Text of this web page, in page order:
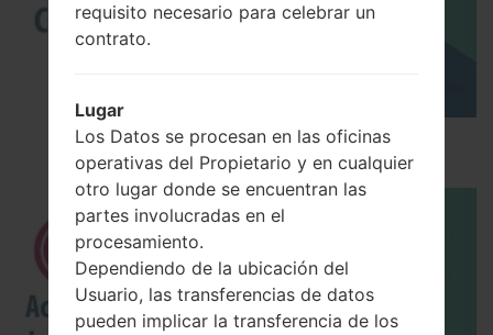
Los 5 principales Códigos Secretos para LG!
requisito necesario para celebrar un
contrato.
Lugar
Los Datos se procesan en las oficinas
operativas del Propietario y en cualquier
otro lugar donde se encuentran las
partes involucradas en el
procesamiento.
Dependiendo de la ubicación del
Usuario, las transferencias de datos
pueden implicar la transferencia de los